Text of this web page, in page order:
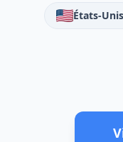
États-Unis